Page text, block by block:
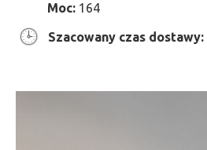
Moc: 164
Szacowany czas dostawy: